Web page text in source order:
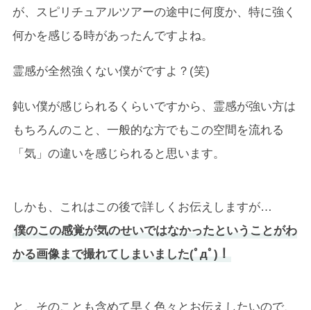
が、スピリチュアルツアーの途中に何度か、特に強く
何かを感じる時があったんですよね。
霊感が全然強くない僕がですよ？(笑)
鈍い僕が感じられるくらいですから、霊感が強い方は
もちろんのこと、一般的な方でもこの空間を流れる
「気」の違いを感じられると思います。
しかも、これはこの後で詳しくお伝えしますが…
僕のこの感覚が気のせいではなかったということがわ
かる画像まで撮れてしまいました(ﾟдﾟ)！
と、そのことも含めて早く色々とお伝えしたいので、